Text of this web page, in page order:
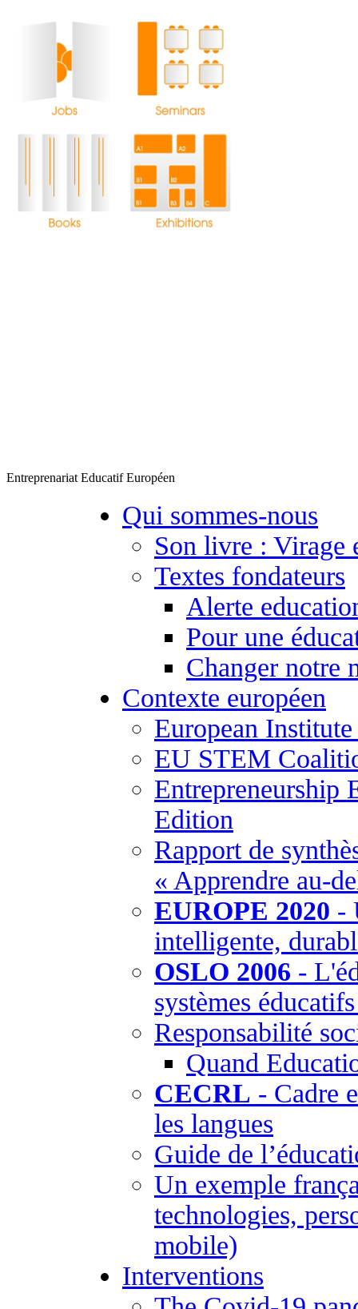
Entreprenariat Educatif Européen
Qui sommes-nous
Son livre : Virage
Textes fondateurs
Alerte
Pour une
Changer notre
Contexte européen
European
EU STEM
Entrepreneurship
Edition
Rapport de
« Apprendre au-
EUROPE 2020 -
intelligente,
OSLO 2006 -
systèmes
Responsabilité
Quand
CECRL - Cadre
les langues
Guide de
Un exemple
technologies,
mobile)
Interventions